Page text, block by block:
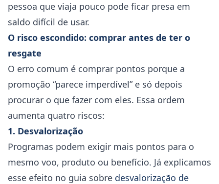
pessoa que viaja pouco pode ficar presa em
saldo difícil de usar.
O risco escondido: comprar antes de ter o
resgate
O erro comum é comprar pontos porque a
promoção “parece imperdível” e só depois
procurar o que fazer com eles. Essa ordem
aumenta quatro riscos:
1. Desvalorização
Programas podem exigir mais pontos para o
mesmo voo, produto ou benefício. Já explicamos
esse efeito no guia sobre desvalorização de